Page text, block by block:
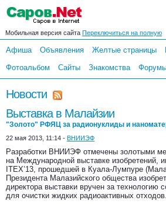
Мобильная версия сайта Переключиться на полную
Афиша Объявления Желтые страницы
Фотоальбом
Сайты Знакомства
Новости
Выставка в Малайзии
"Золото" РФЯЦ за радионуклиды и
22 мая 2013, 11:14 - ВНИИЭФ
Разработки ВНИИЭФ отмечены золотыми
на Международной выставке изобретений,
ITEX’13, прошедшей в Куала-Лумпуре
Президента Малазийского общества
директора выставки вручен за технологию
для очистки жидких радиоактивных отходов.